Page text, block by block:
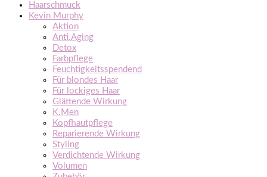
Haarschmuck
Kevin Murphy
Aktion
Anti.Aging
Detox
Farbpflege
Feuchtigkeitsspendend
Für blondes Haar
Für lockiges Haar
Glättende Wirkung
K.Men
Kopfhautpflege
Reparierende Wirkung
Styling
Verdichtende Wirkung
Volumen